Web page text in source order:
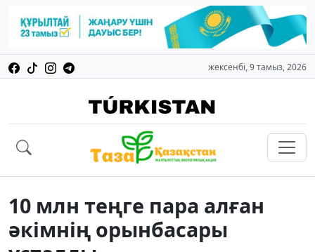
жексенбі, 9 тамыз, 2026
10 млн теңге пара алған
әкімнің орынбасары